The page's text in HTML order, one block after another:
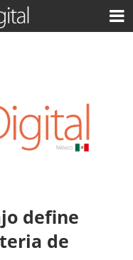
define
de